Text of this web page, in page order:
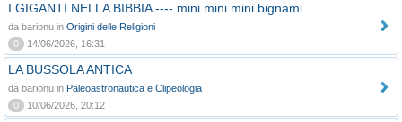
I GIGANTI NELLA BIBBIA ---- mini mini mini bignami
da barionu in Origini delle Religioni
0
14/06/2026, 16:31
LA BUSSOLA ANTICA
da barionu in Paleoastronautica e Clipeologia
0
10/06/2026, 20:12